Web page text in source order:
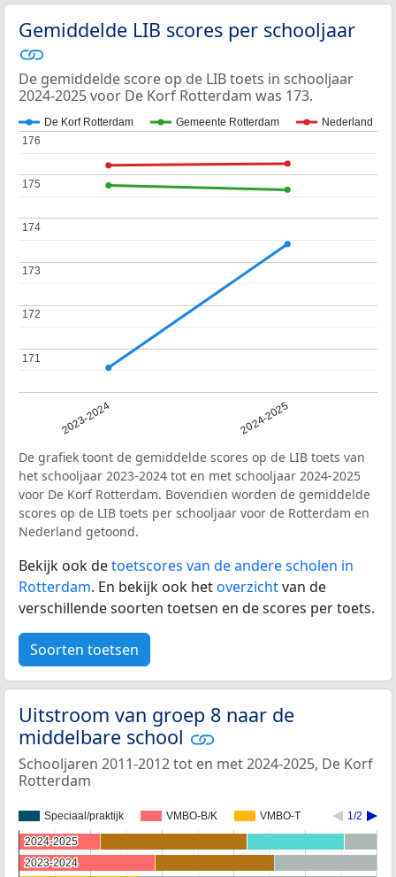
Gemiddelde LIB scores per schooljaar
De gemiddelde score op de LIB toets in schooljaar
2024-2025 voor De Korf Rotterdam was 173.
De Korf Rotterdam Gemeente Rotterdam Nederland
2023-2024 2024-2025
171
171
172
172
173
173
174
174
175
175
176
176
De grafiek toont de gemiddelde scores op de LIB toets van
het schooljaar 2023-2024 tot en met schooljaar 2024-2025
voor De Korf Rotterdam. Bovendien worden de gemiddelde
scores op de LIB toets per schooljaar voor de Rotterdam en
Nederland getoond.
Bekijk ook detoetscores van de andere scholen in
Rotterdam. En bekijk ook hetoverzichtvan de
verschillende soorten toetsen en de scores per toets.
Soorten toetsen
Uitstroom van groep 8 naar de
middelbare school
Schooljaren 2011-2012 tot en met 2024-2025, De Korf
Rotterdam
Speciaal/praktijk VMBO-B/K VMBO-T 1/2
2024-2025
2024-2025
2023-2024
2023-2024